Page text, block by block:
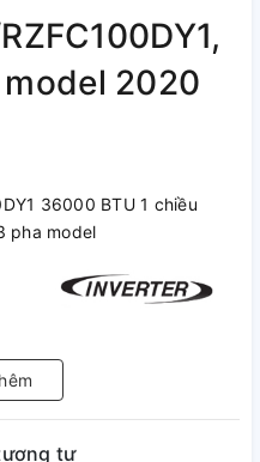
2020
36000 BTU 1 chiều
pha model
tự